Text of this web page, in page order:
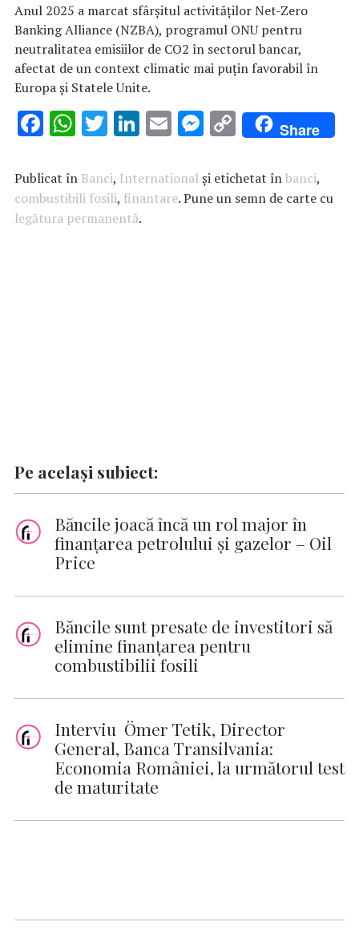
Anul 2025 a marcat sfârşitul activităţilor Net-Zero
Banking Alliance (NZBA), programul ONU pentru
neutralitatea emisiilor de CO2 în sectorul bancar,
afectat de un context climatic mai puţin favorabil în
Europa şi Statele Unite.
F
e
b
o
W
at
s
A
T
it
te
r
Li
k
e
dI
E
ai
l
M
se
n
C
o
p
y
Share
Publicat în Banci, International și etichetat înbanci,
combustibili fosili, finantare. Pune un semn de carte cu
legătura permanentă.
Pe același subiect:
Băncile joacă încă un rol major în
finanțarea petrolului și gazelor – Oil
Price
Băncile sunt presate de investitori să
elimine finanţarea pentru
combustibilii fosili
Interviu Ömer Tetik, Director
General, Banca Transilvania:
Economia României, la următorul test
de maturitate